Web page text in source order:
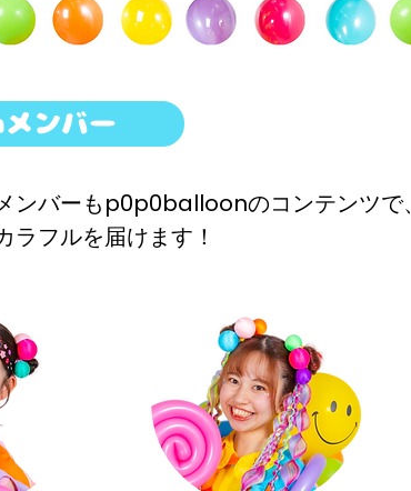
ンバー
バーもp0p0balloonのコンテンツで、
フルを届けます！